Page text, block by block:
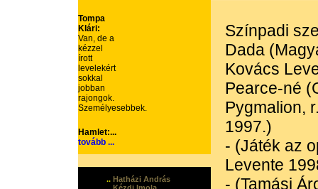
Tompa
Klári:
Van, de a
kézzel
írott
levelekért
sokkal
jobban
rajongok.
Személyesebbek.
Hamlet:...
tovább ...
.. Hatházi András
Színpadi
Dada
Kovács
Pearce-né
Pygmalion,
1997.)
- (Játék az
Levente
- (Tamási